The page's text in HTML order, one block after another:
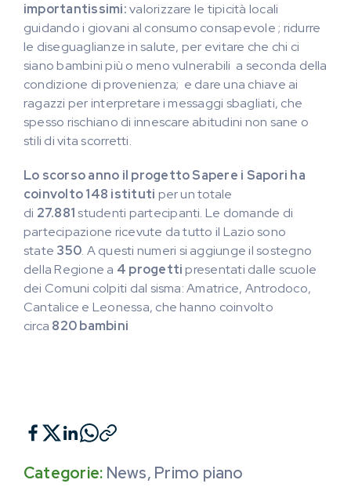
importantissimi:valorizzare le tipicità locali
guidando i giovani al consumo consapevole ; ridurre
le diseguaglianze in salute, per evitare che chi ci
siano bambini più o meno vulnerabili a seconda della
condizione di provenienza; e dare una chiave ai
ragazzi per interpretare i messaggi sbagliati, che
spesso rischiano di innescare abitudini non sane o
stili di vita scorretti.
Lo scorso anno il progetto Sapere i Sapori ha
coinvolto 148 istituti per un totale
di 27.881studenti partecipanti. Le domande di
partecipazione ricevute da tutto il Lazio sono
state 350. A questi numeri si aggiunge il sostegno
della Regione a 4 progettipresentati dalle scuole
dei Comuni colpiti dal sisma: Amatrice, Antrodoco,
Cantalice e Leonessa, che hanno coinvolto
circa 820 bambini
Categorie: News, Primo piano